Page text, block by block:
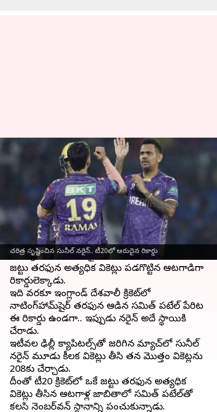
చరిత్ర సృష్టించిన సునీల్ నరైన్.. టీ20లో అరుదైన రికార్డు
Sunil Narine : చరిత్ర సృష్టించిన
సునీల్ నరైన్.. టీ20లో అరుదైన
Jayachandra Akuri Apr 30, 2025 10:28 am
ఈ వార్తాకథనం ఏంటి
కోల్‌కతా నైట్‌ రైడర్స్(KKR) స్టార్ స్పిన్నర్ సునీల్ నరైన్
టీ20 క్రికెట్‌లో ఓ అరుదైన ఘనతను సాధించాడు. ఒకే
జట్టు తరఫున అత్యధిక వికెట్లు పడగొట్టిన ఆటగాడిగా
రికార్డులెక్కాడు.
ఇది వరకూ ఇంగ్లాండ్ దేశవాలీ క్రికెట్‌లో
నాటింగ్‌హామ్‌షైర్ తరఫున ఆడిన సమిత్ పటేల్‌ పేరిట
ఈ రికార్డు ఉండగా.. ఇప్పుడు నరైన్ అదే స్థాయికి
చేరాడు.
ఇటీవల ఢిల్లీ క్యాపిటల్స్‌తో జరిగిన మ్యాచ్‌లో సునీల్
నరైన్ మూడు కీలక వికెట్లు తీసి తన మొత్తం వికెట్లను
208కు చేర్చాడు.
దీంతో టీ20 క్రికెట్‌లో ఒకే జట్టు తరఫున అత్యధిక
వికెట్లు తీసిన ఆటగాళ్ల జాబితాలో సమిత్ పటేల్‌తో